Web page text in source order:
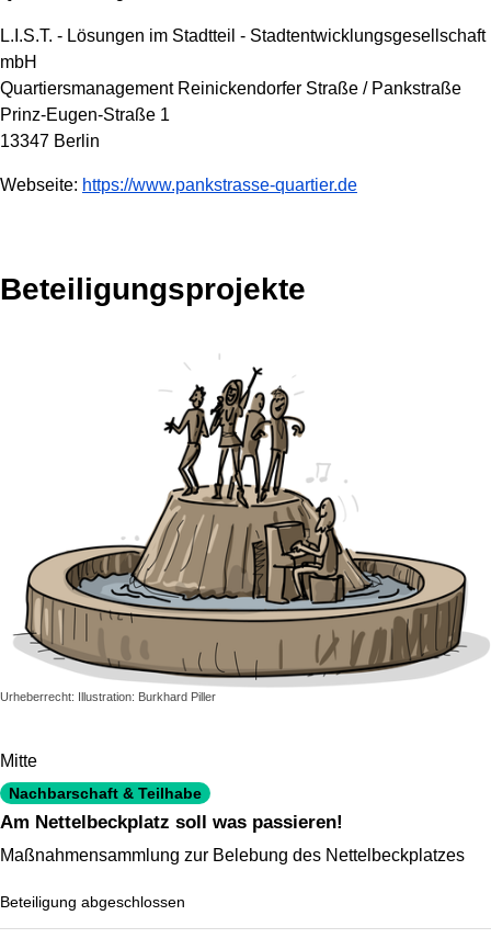
L.I.S.T. - Lösungen im Stadtteil - Stadtentwicklungsgesellschaft
mbH
Quartiersmanagement Reinickendorfer Straße / Pankstraße
Prinz-Eugen-Straße 1
13347 Berlin
Webseite: https://www.pankstrasse-quartier.de
Beteiligungsprojekte
Urheberrecht: Illustration: Burkhard Piller
Mitte
Nachbarschaft & Teilhabe
Am Nettelbeckplatz soll was passieren!
Maßnahmensammlung zur Belebung des Nettelbeckplatzes
Beteiligung abgeschlossen